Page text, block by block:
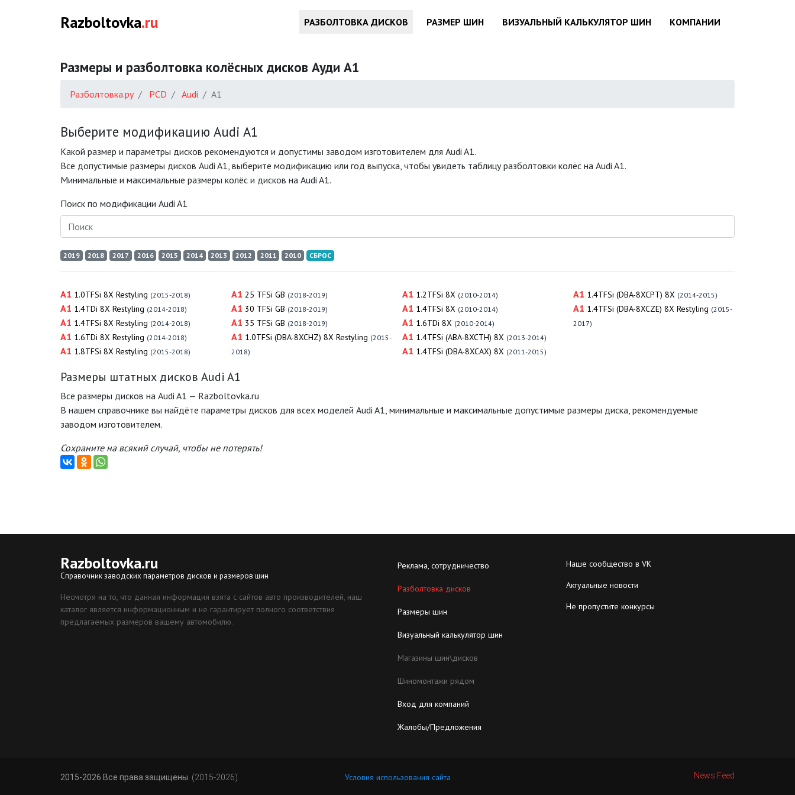
Razboltovka.ru РАЗБОЛТОВКА ДИСКОВ РАЗМЕР ШИН ВИЗУАЛЬНЫЙ КАЛЬКУЛЯТОР ШИН КОМПАНИИ
Размеры и разболтовка колёсных дисков Ауди A1
Разболтовка.ру PCD Audi A1
Выберите модификацию Audi A1
Какой размер и параметры дисков рекомендуются и допустимы заводом изготовителем для Audi A1.
Все допустимые размеры дисков Audi A1, выберите модификацию или год выпуска, чтобы увидеть таблицу разболтовки колёс на Audi A1.
Минимальные и максимальные размеры колёс и дисков на Audi A1.
Поиск по модификации Audi A1
2019 2018 2017 2016 2015 2014 2013 2012 2011 2010 СБРОС
A1 1.0TFSi 8X Restyling (2015-2018)
A1 1.4TDi 8X Restyling (2014-2018)
A1 1.4TFSi 8X Restyling (2014-2018)
A1 1.6TDi 8X Restyling (2014-2018)
A1 1.8TFSi 8X Restyling (2015-2018)
A1 25 TFSi GB (2018-2019)
A1 30 TFSi GB (2018-2019)
A1 35 TFSi GB (2018-2019)
A1 1.0TFSi (DBA-8XCHZ) 8X Restyling (2015-
2018)
A1 1.2TFSi 8X (2010-2014)
A1 1.4TFSi 8X (2010-2014)
A1 1.6TDi 8X (2010-2014)
A1 1.4TFSi (ABA-8XCTH) 8X (2013-2014)
A1 1.4TFSi (DBA-8XCAX) 8X (2011-2015)
A1 1.4TFSi (DBA-8XCPT) 8X (2014-2015)
A1 1.4TFSi (DBA-8XCZE) 8X Restyling (2015-
2017)
Размеры штатных дисков Audi A1
Все размеры дисков на Audi A1 — Razboltovka.ru
В нашем справочнике вы найдёте параметры дисков для всех моделей Audi A1, минимальные и максимальные допустимые размеры диска, рекомендуемые
заводом изготовителем.
Сохраните на всякий случай, чтобы не потерять!
Razboltovka.ru
Справочник заводских параметров дисков и размеров шин
Несмотря на то, что данная информация взята с сайтов авто производителей, наш
каталог является информационным и не гарантирует полного соответствия
предлагаемых размеров вашему автомобилю.
Реклама, сотрудничество
Разболтовка дисков
Размеры шин
Визуальный калькулятор шин
Магазины шин\дисков
Шиномонтажи рядом
Вход для компаний
Жалобы/Предложения
Наше сообщество в VK
Актуальные новости
Не пропустите конкурсы
2015-2026 Все права защищены. (2015-2026) Условия использования сайта News Feed